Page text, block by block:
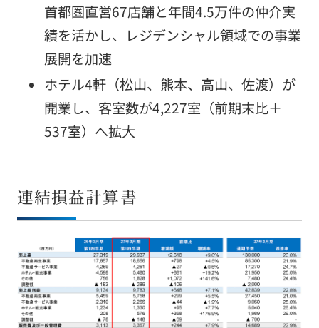
電子公告
金融商品の販売等に係る勧誘方針
金融商品取引等に関する苦情等についての対応のご案内
警備業標識の表示
ソーシャルメディア運用方針
サイトマップ
© Sun Frontier Fudousan Co., Ltd.
首都圏直営67店舗と年間4.5万件の仲介実
績を活かし、レジデンシャル領域での事業
展開を加速
ホテル4軒（松山、熊本、高山、佐渡）が
開業し、客室数が4,227室（前期末比＋
537室）へ拡大
連結損益計算書